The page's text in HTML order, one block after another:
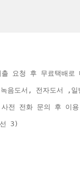
요청 후 무료택배
음도서, 전자도서 ,
전 전화 문의 후 이
3)